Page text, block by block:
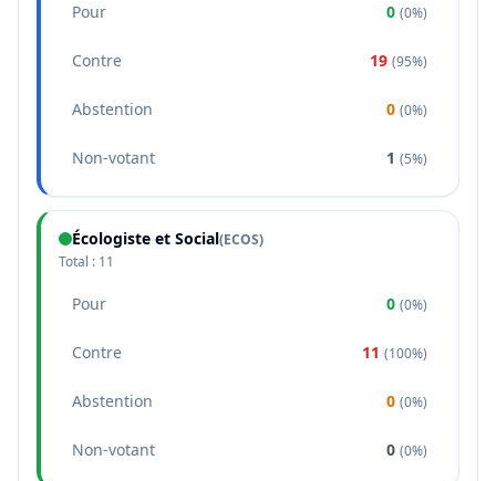
Pour 0 (0%)
Contre 19 (95%)
Abstention 0 (0%)
Non-votant 1 (5%)
Écologiste et Social(ECOS)
Total : 11
Pour 0 (0%)
Contre 11 (100%)
Abstention 0 (0%)
Non-votant 0 (0%)